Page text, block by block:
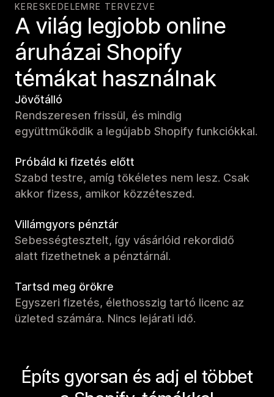
KERESKEDELEMRE TERVEZVE
A világ legjobb online
áruházai Shopify
témákat használnak
Jövőtálló
Rendszeresen frissül, és mindig
együttműködik a legújabb Shopify funkciókkal.
Próbáld ki fizetés előtt
Szabd testre, amíg tökéletes nem lesz. Csak
akkor fizess, amikor közzéteszed.
Villámgyors pénztár
Sebességtesztelt, így vásárlóid rekordidő
alatt fizethetnek a pénztárnál.
Tartsd meg örökre
Egyszeri fizetés, élethosszig tartó licenc az
üzleted számára. Nincs lejárati idő.
Építs gyorsan és adj el többet